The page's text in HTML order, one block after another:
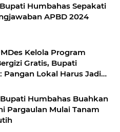
Humbahas Sepakati
APBD 2024
Kelola Program
Gratis, Bupati
Pangan Lokal Harus Jadi
Humbahas Buahkan
Pargaulan Mulai Tanam